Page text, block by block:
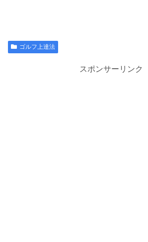
ゴルフ上達法
スポンサーリンク